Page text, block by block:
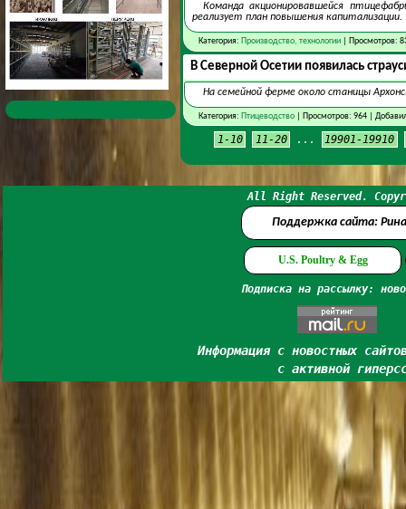
Команда акционировавшейся
реализует план повышения капитализации.
Категория: Производство, технологии| Просмотров:
В Северной Осетии появилась
На семейной ферме около станицы
Категория: Птицеводство| Просмотров: 964 |
1-10 11-20 ... 19901-19910
All Right Reserved.
Поддержка сайта:
U.S. Poultry & Egg
Подписка на рассылку:
Информация с новостных
с активной